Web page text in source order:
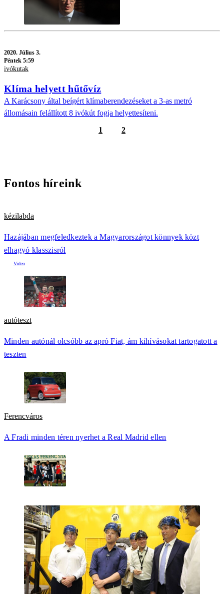
2020. Július 3.
Péntek 5:59
ivókutak
Klíma helyett hűtővíz
A Karácsony által beígért klímaberendezéseket a 3-as metró
állomásain felállított 8 ivókút fogja helyettesíteni.
1
2
Fontos híreink
kézilabda
Hazájában megfeledkeztek a Magyarországot könnyek közt
elhagyó klasszisról
autóteszt
Minden autónál olcsóbb az apró Fiat, ám kihívásokat tartogatott a
teszten
Ferencváros
A Fradi minden téren nyerhet a Real Madrid ellen